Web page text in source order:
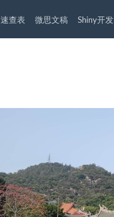
速查表 微思文稿 Shiny开发